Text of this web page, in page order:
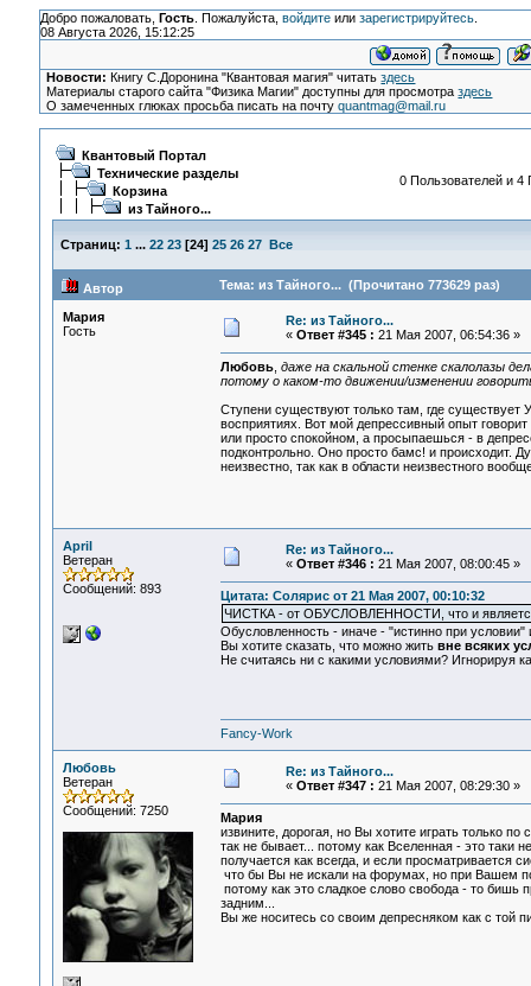
Добро пожаловать, Гость. Пожалуйста, войдитеили зарегистрируйтесь.
08 Августа 2026, 15:12:25
Новости: Книгу С.Доронина "Квантовая магия" читатьздесь
Материалы старого сайта "Физика Магии" доступны для просмотраздесь
О замеченных глюках просьба писать на почтуquantmag@mail.ru
Квантовый Портал
Технические разделы
Корзина
из Тайного...
0 Пользователей и 4
Страниц: 1 ... 22 23[24] 25 26 27 Все
Автор Тема: из Тайного... (Прочитано 773629 раз)
Мария
Гость
Re: из Тайного...
« Ответ #345 : 21 Мая 2007, 06:54:36 »
Любовь, даже на скальной стенке скалолазы
потому о каком-то движении/изменении
Ступени существуют только там, где
восприятиях. Вот мой депрессивный опыт
или просто спокойном, а просыпаешься - в
подконтрольно. Оно просто бамс! и происходит.
неизвестно, так как в области неизвестного
April
Ветеран
Сообщений: 893
Re: из Тайного...
« Ответ #346 : 21 Мая 2007, 08:00:45 »
Цитата: Солярис от 21 Мая 2007, 00:10:32
ЧИСТКА - от ОБУСЛОВЛЕННОСТИ, что и является
Обусловленность - иначе - "истинно при
Вы хотите сказать, что можно жить вне всяких
Не считаясь ни с какими условиями? Игнорируя
Fancy-Work
Любовь
Ветеран
Сообщений: 7250
Re: из Тайного...
« Ответ #347 : 21 Мая 2007, 08:29:30 »
Мария
извините, дорогая, но Вы хотите играть только
так не бывает... потому как Вселенная - это таки
получается как всегда, и если просматривается
что бы Вы не искали на форумах, но при Вашем
потому как это сладкое слово свобода - то бишь
задним...
Вы же носитесь со своим депресняком как с той